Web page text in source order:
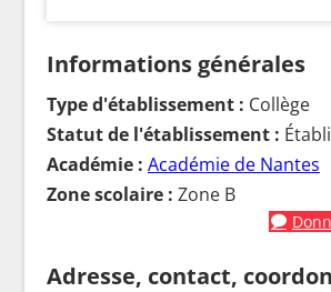
Informations générales
Type d'établissement : Collège
Statut de l'établissement :
Académie : Académie de Nantes
Zone scolaire : Zone B
Adresse, contact,